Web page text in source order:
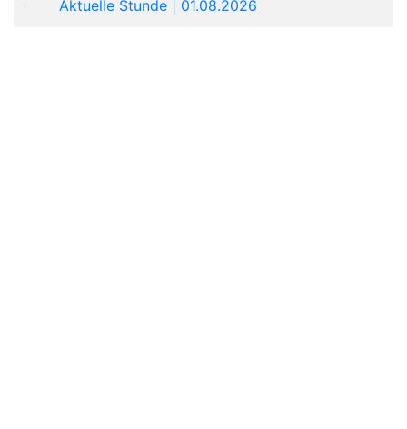
Aktuelle Stunde | 01.08.2026